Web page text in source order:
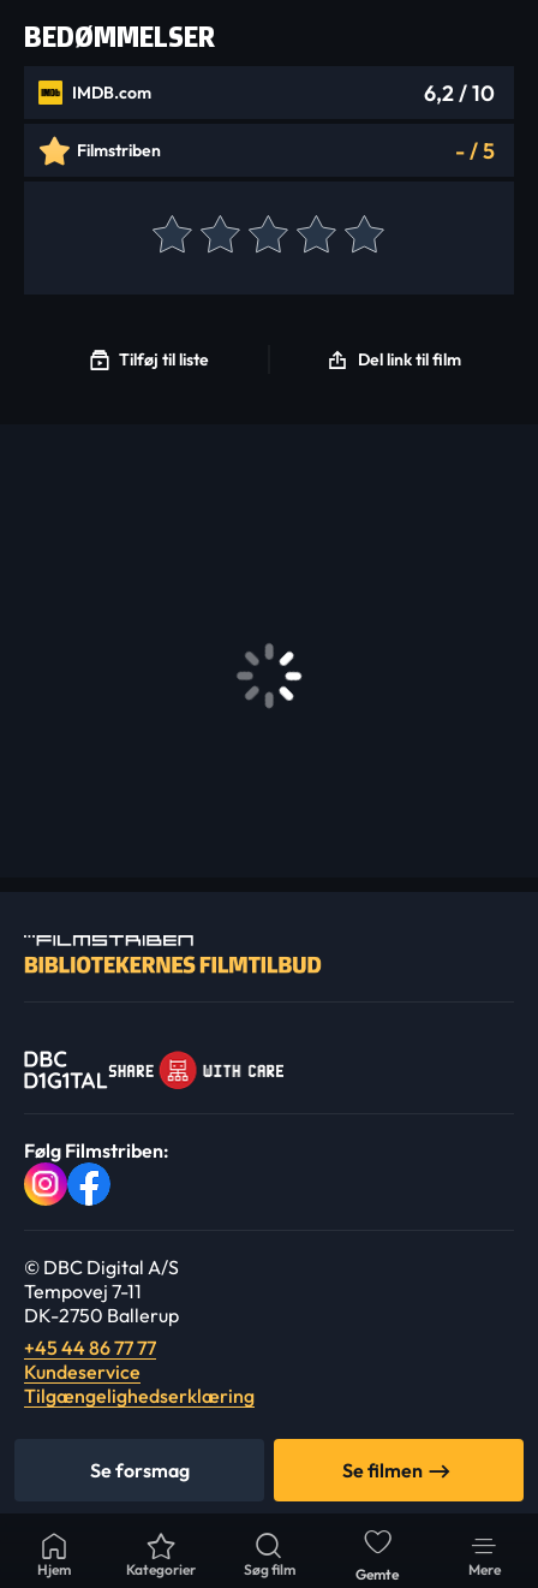
Hjem Gemte
Kategorier Søg film Mere
Se forsmag Se filmen
BEDØMMELSER
IMDB.com 6,2/ 10
Filmstriben -/5
Tilføj til liste Del link til film
Følg Filmstriben:
© DBC Digital A/S
Tempovej 7-11
DK-2750 Ballerup
+45 44 86 77 77
Kundeservice
Tilgængelighedserklæring